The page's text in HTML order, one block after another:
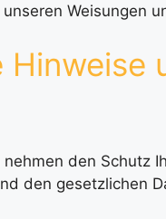
Weisungen
den Schutz
den gesetzlichen